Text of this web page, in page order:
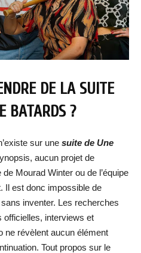
DE LA SUITE
BATARDS ?
sur une suite de Une
aucun projet de
Mourad Winter ou de l’équipe
Il est donc impossible de
inventer. Les recherches
interviews et
ne révèlent aucun élément
Tout propos sur le